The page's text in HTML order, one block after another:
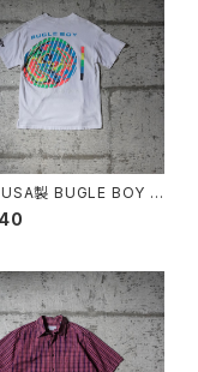
製 BUGLE BOY S
Print Tee